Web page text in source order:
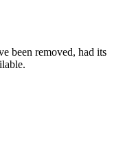
been removed, had its